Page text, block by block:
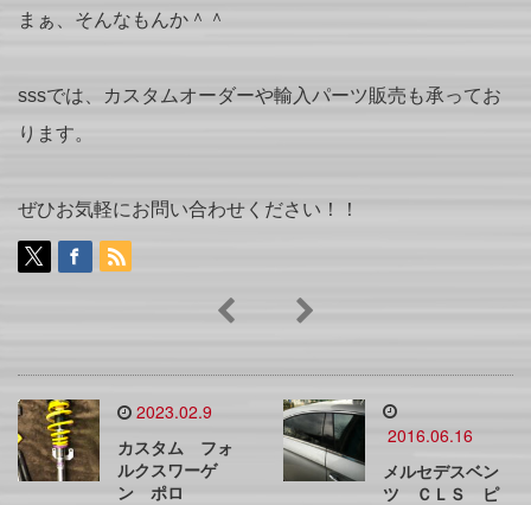
まぁ、そんなもんか＾＾
sssでは、カスタムオーダーや輸入パーツ販売も承ってお
ります。
ぜひお気軽にお問い合わせください！！
2023.02.9
カスタム フォ
ルクスワーゲ
ン ポロ
2016.06.16
メルセデスベン
ツ ＣＬＳ ピ